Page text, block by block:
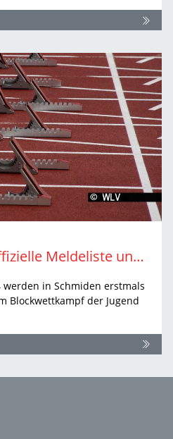
WLV Block U14: Offizielle Meldeliste und Rahmenzeitplan veröffentlicht.
werden in Schmiden erstmals
Blockwettkampf der Jugend